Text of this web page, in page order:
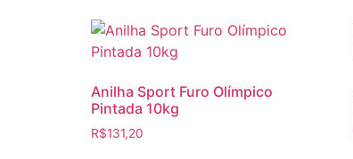
Anilha Sport Furo Olímpico
Pintada 10kg
R$131,20